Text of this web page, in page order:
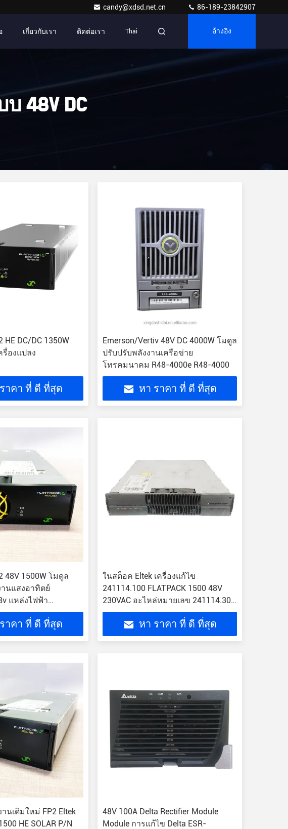
candy@xdsd.net.cn 86-189-23842907
เกี่ยวกับเรา ติดต่อเรา Thai อ้างอิง
48V DC
HE DC/DC 1350W
รื่องแปลง
าคา ที่ ดี ที่สุด
Emerson/Vertiv 48V DC 4000W โมดูล
ปรับปรับพลังงานเครือข่าย
โทรคมนาคม R48-4000e R48-4000
หา ราคา ที่ ดี ที่สุด
48V 1500W โมดูล
นแสงอาทิตย์
แหล่งไฟฟ้า
HE
าคา ที่ ดี ที่สุด
ในสต็อค Eltek เครื่องแก้ไข
241114.100 FLATPACK 1500 48V
230VAC อะไหล่หมายเลข 241114.301
โมดูลแก้ไข
หา ราคา ที่ ดี ที่สุด
นเดิมใหม่ FP2 Eltek
HE SOLAR P/N
48V 100A Delta Rectifier Module
Module การแก้ไข Delta ESR-